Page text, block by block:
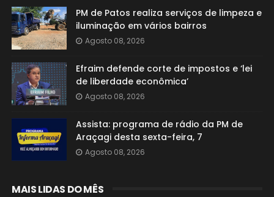
PM de Patos realiza serviços de limpeza e
iluminação em vários bairros
Agosto 08, 2026
Efraim defende corte de impostos e ‘lei
de liberdade econômica’
Agosto 08, 2026
Assista: programa de rádio da PM de
Araçagi desta sexta-feira, 7
Agosto 08, 2026
MAIS LIDAS DO MÊS